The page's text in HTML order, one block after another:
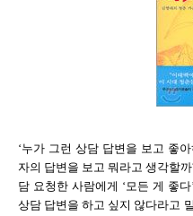
‘누가 그런 상담 답변을 보고 좋
자의 답변을 보고 뭐라고 생각할
담 요청한 사람에게 ‘모든 게 좋
상담 답변을 하고 싶지 않다라고